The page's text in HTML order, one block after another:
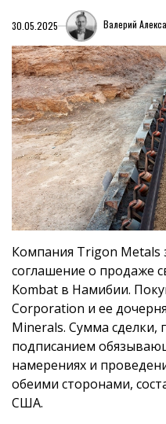
30.05.2025 Валерий
Компания Trigon Metals
соглашение о продаже
Kombat в Намибии.
Corporation и ее
Minerals. Сумма сделки,
подписанием
намерениях и
обеими сторонами,
США.